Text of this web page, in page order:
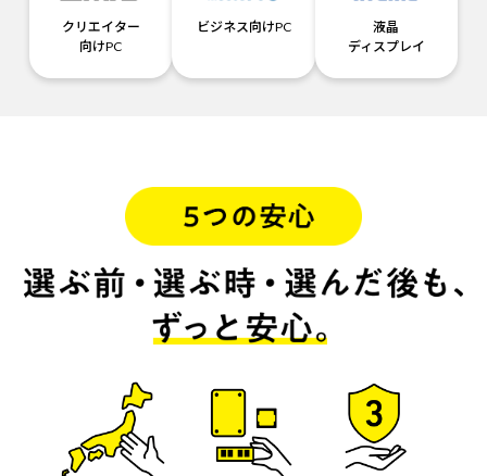
クリエイター
向けPC
ビジネス向けPC
液晶
ディスプレイ